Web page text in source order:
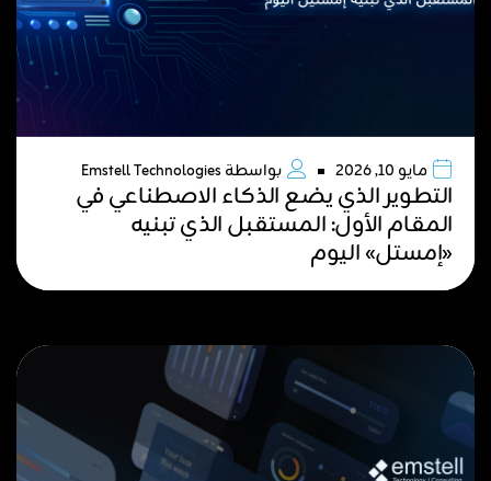
مايو 10, 2026 بواسطة
التطوير الذي يضع الذكاء الاصطناعي في
المقام الأول: المستقبل الذي تبنيه
«إمستل» اليوم